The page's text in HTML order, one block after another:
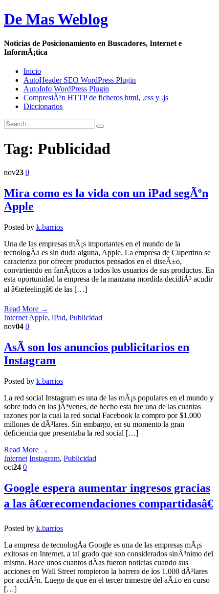
De Mas Weblog
Noticias de Posicionamiento en Buscadores, Internet e
InformÃ¡tica
Inicio
AutoHeader SEO WordPress Plugin
AutoInfo WordPress Plugin
CompresiÃ³n HTTP de ficheros html, .css y .js
Diccionarios
Tag: Publicidad
nov23 0
Mira como es la vida con un iPad segÃºn
Apple
Posted by k.barrios
Una de las empresas mÃ¡s importantes en el mundo de la
tecnologÃ­a es sin duda alguna, Apple. La empresa de Cupertino se
caracteriza por ofrecer productos pensados en el diseÃ±o,
convirtiendo en fanÃ¡ticos a todos los usuarios de sus productos. En
esta oportunidad la empresa de la manzana mordida decidiÃ³ acudir
al â€œfeelingâ€ de las […]
Read More →
Internet Apple, iPad, Publicidad
nov04 0
AsÃ­ son los anuncios publicitarios en
Instagram
Posted by k.barrios
La red social Instagram es una de las mÃ¡s populares en el mundo y
sobre todo en los jÃ³venes, de hecho esta fue una de las cuantas
razones por la cual la red social Facebook la compro por $1.000
millones de dÃ³lares. Sin embargo, en su momento la gran
deficiencia que presentaba la red social […]
Read More →
Internet Instagram, Publicidad
oct24 0
Google espera aumentar ingresos gracias
a las â€œrecomendaciones compartidasâ€
Posted by k.barrios
La empresa de tecnologÃ­a Google es una de las empresas mÃ¡s
exitosas en Internet, a tal grado que son considerados sinÃ³nimo del
mismo. Hace unos cuantos dÃ­as fueron noticias cuando sus
acciones en Wall Street rompieron la barrera de los 1.000 dÃ³lares
por acciÃ³n. Luego de que en el tercer trimestre del aÃ±o en curso
[…]